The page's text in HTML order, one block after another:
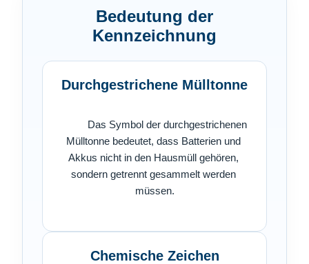
Bedeutung der
Kennzeichnung
Durchgestrichene Mülltonne
Mülltonne bedeutet, dass Batterien und
Akkus nicht in den Hausmüll gehören,
sondern getrennt gesammelt werden
müssen.
Chemische Zeichen